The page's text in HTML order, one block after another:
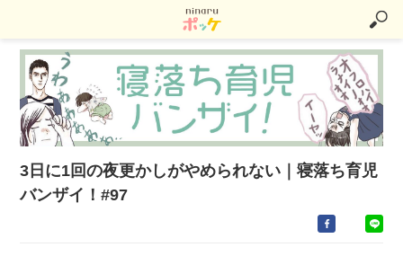
3日に1回の夜更かしがやめられない｜寝落ち育児
バンザイ！#97